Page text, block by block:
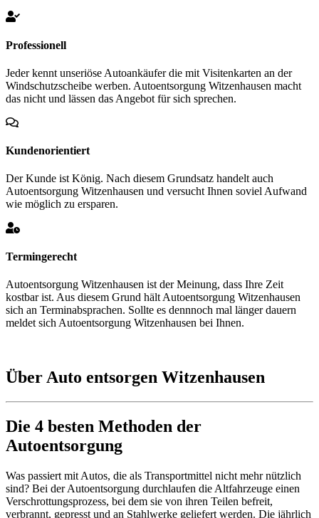
Professionell
Jeder kennt unseriöse Autoankäufer die mit Visitenkarten an der
Windschutzscheibe werben. Autoentsorgung Witzenhausen macht
das nicht und lässen das Angebot für sich sprechen.
Kundenorientiert
Der Kunde ist König. Nach diesem Grundsatz handelt auch
Autoentsorgung Witzenhausen und versucht Ihnen soviel Aufwand
wie möglich zu ersparen.
Termingerecht
Autoentsorgung Witzenhausen ist der Meinung, dass Ihre Zeit
kostbar ist. Aus diesem Grund hält Autoentsorgung Witzenhausen
sich an Terminabsprachen. Sollte es dennnoch mal länger dauern
meldet sich Autoentsorgung Witzenhausen bei Ihnen.
Über Auto entsorgen Witzenhausen
Die 4 besten Methoden der
Autoentsorgung
Was passiert mit Autos, die als Transportmittel nicht mehr nützlich
sind? Bei der Autoentsorgung durchlaufen die Altfahrzeuge einen
Verschrottungsprozess, bei dem sie von ihren Teilen befreit,
verbrannt, gepresst und an Stahlwerke geliefert werden. Die jährlich